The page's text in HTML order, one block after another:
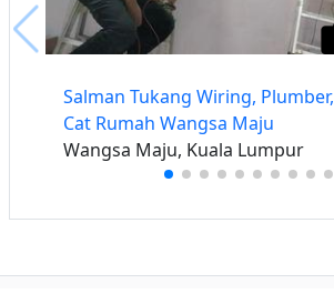
Salman Tukang Wiring, Plumber,
Cat Rumah Wangsa Maju
Wangsa Maju, Kuala Lumpur